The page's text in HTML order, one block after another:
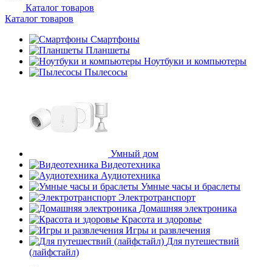
Каталог товаров
Каталог товаров
Смартфоны
Планшеты
Ноутбуки и компьютеры
Пылесосы
Умный дом
Видеотехника
Аудиотехника
Умные часы и браслеты
Электротранспорт
Домашняя электроника
Красота и здоровье
Игры и развлечения
Для путешествий
(лайфстайл)
недели
plait.ru